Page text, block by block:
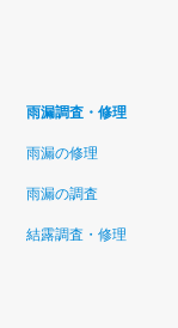
雨漏調査・修理
雨漏の修理
雨漏の調査
結露調査・修理